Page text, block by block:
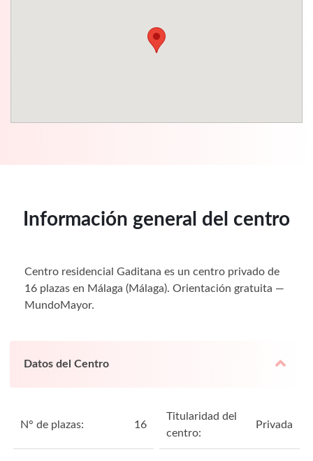
Información general del centro
Centro residencial Gaditana es un centro privado de
16 plazas en Málaga (Málaga). Orientación gratuita —
MundoMayor.
Datos del Centro
N° de plazas: 16
Titularidad del
centro:
Privada